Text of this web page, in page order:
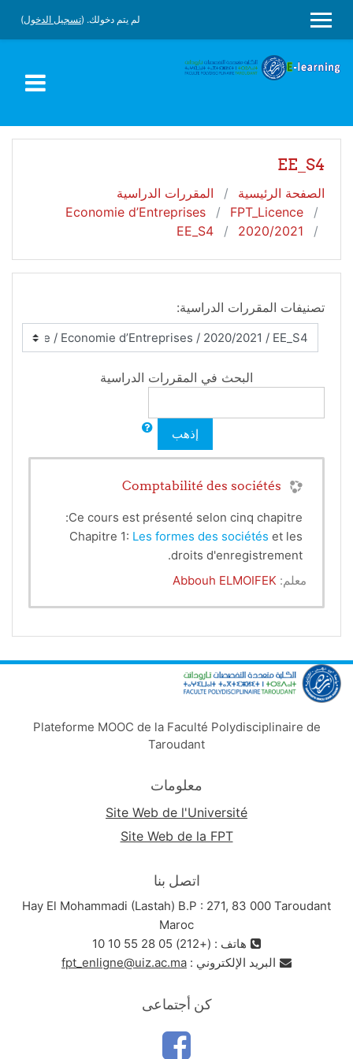
واجهة جانبية
لم يتم دخولك. (تسجيل الدخول)
EE_S4
الصفحة الرئيسية
المقررات الدراسية
FPT_Licence
Economie d’Entreprises
2020/2021
EE_S4
تصنيفات المقررات الدراسية:
البحث في المقررات الدراسية
إذهب
Comptabilité des sociétés
Ce cours est présenté selon cinq chapitre:
Chapitre 1: Les formes des sociétés et les
droits d'enregistrement.
Chapitre 2 : La constitution des sociétés.
Chapitre 3 : La répartition des bénéfices.
Chapitre 4: L’évaluation des titres sociaux.
معلم: Abbouh ELMOIFEK
Plateforme MOOC de la Faculté Polydisciplinaire de
Taroudant
معلومات
Site Web de l'Université
Site Web de la FPT
اتصل بنا
Hay El Mohammadi (Lastah) B.P : 271, 83 000 Taroudant
Maroc
هاتف : (+212) 05 28 55 10 10
البريد الإلكتروني : fpt_enligne@uiz.ac.ma
كن أجتماعى